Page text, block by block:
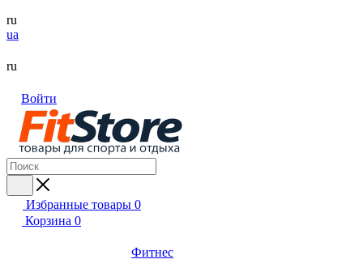
ru
ua
ru
Войти
Избранные товары 0
Корзина 0
Фитнес